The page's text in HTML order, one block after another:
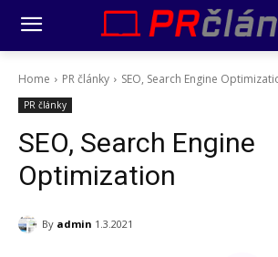
Home PR články SEO, Search Engine
PR články
SEO, Search Engine
Optimization
By admin 1.3.2021